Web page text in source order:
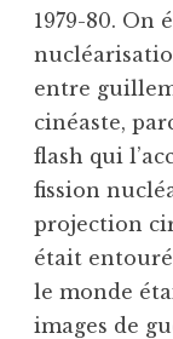
1979-80. On
entre
cinéaste,
flash qui
fission
projection
était
le monde
images de